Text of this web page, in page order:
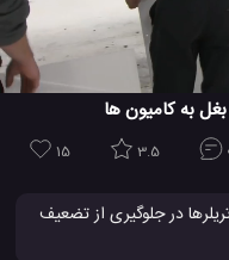
به کامیون ها
15 3.5
در جلوگیری از تضعیف
ایمنی بزرگراه موثر